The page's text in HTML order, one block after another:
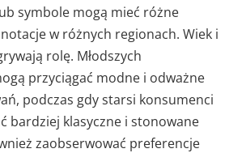
symbole mogą mieć różne
w różnych regionach. Wiek i
rolę. Młodszych
przyciągać modne i odważne
podczas gdy starsi konsumenci
bardziej klasyczne i stonowane
zaobserwować preferencje